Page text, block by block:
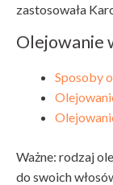
zastosowała
Olejowanie
Sposoby
Ważne: rodzaj
do swoich